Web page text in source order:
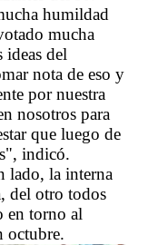
humildad
mucha
ideas del
nota de eso y
por nuestra
nosotros para
que luego de
indicó.
lado, la interna
del otro todos
en torno al
octubre.